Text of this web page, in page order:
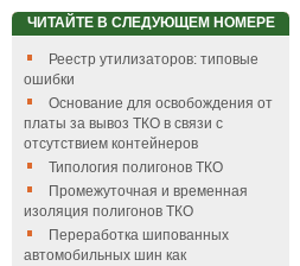
ЧИТАЙТЕ В СЛЕДУЮЩЕМ НОМЕРЕ
Реестр утилизаторов: типовые
ошибки
Основание для освобождения от
платы за вывоз ТКО в связи с
отсутствием контейнеров
Типология полигонов ТКО
Промежуточная и временная
изоляция полигонов ТКО
Переработка шипованных
автомобильных шин как